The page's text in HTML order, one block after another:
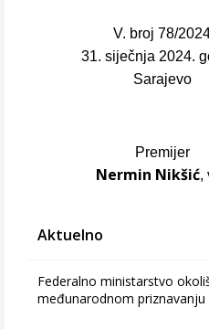
V. broj 78/
31. siječnja 2024.
Sarajevo
Premijer
Nermin Nikšić,
Aktuelno
Federalno ministarstvo
međunarodnom